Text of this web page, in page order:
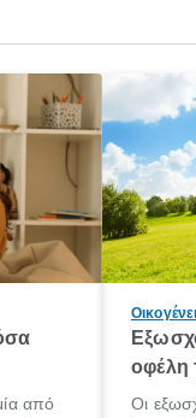
από
οφέλη
Οι